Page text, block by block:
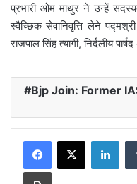
प्रभारी ओम माथुर ने उन्हें
स्वैच्छिक सेवानिवृत्ति लेने
राजपाल सिंह त्यागी, निर्दलीय
Bjp Join: Former
Print